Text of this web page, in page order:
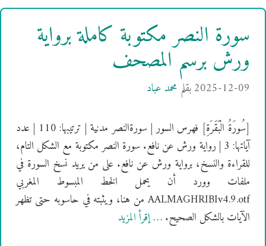
سورة النصر مكتوبة كاملة برواية
ورش برسم المصحف
2025-12-09بقلم محمد عباد
[سُورَةُ الْبَقَرَةِ] فهرس السور | سورةالنصر مدنية | ترتيبها: 110 | عدد
آياتها: 3 | رواية ورش عن نافع. سورة النصر مكتوبة مع الشكل التام،
للقراءة والنسخ، برواية ورش عن نافع. على من يريد نسخ السورة في
ملفات وورد أن يحمل الخط المبسوط المغربي
AALMAGHRIBIv4.9.otf من هنا، ويثبته في حاسوبه حتى تظهر
الآيات بالشكل الصحيح. …إقرأ المزيد